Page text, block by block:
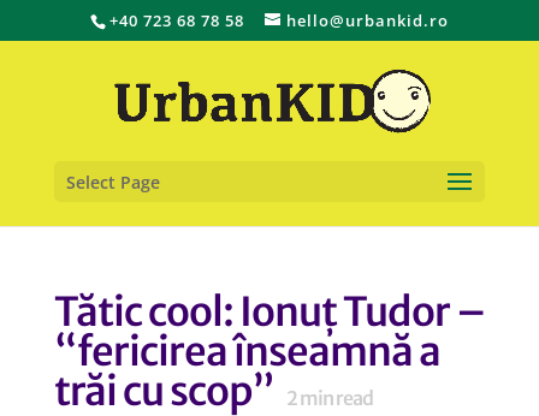
+40 723 68 78 58 hello@urbankid.ro
Select Page
Tătic cool: Ionuț Tudor –
“fericirea înseamnă a
trăi cu scop”
2min read